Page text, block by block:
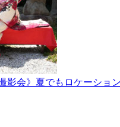
影会》夏でもロケーショ